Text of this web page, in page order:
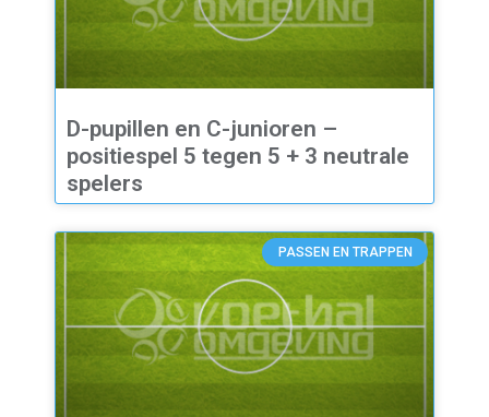
D-pupillen en C-junioren –
positiespel 5 tegen 5 + 3 neutrale
spelers
PASSEN EN TRAPPEN